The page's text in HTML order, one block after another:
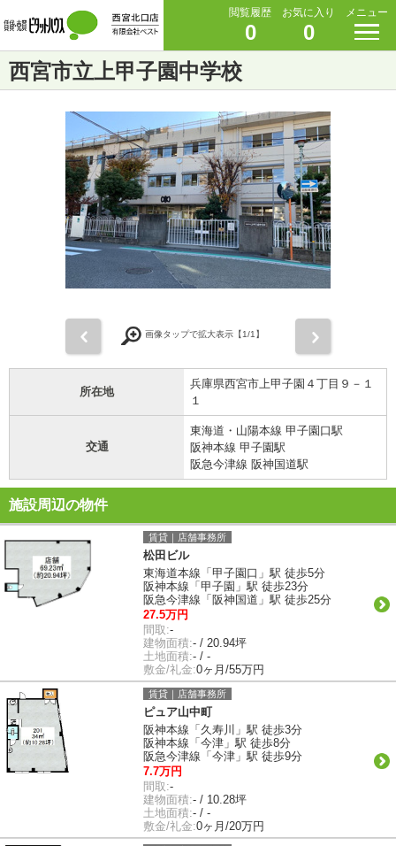
閲覧履歴
0
お気に入り
0
メニュー
西宮市立上甲子園中学校
画像タップで拡大表示【1/1】
所在地
兵庫県西宮市上甲子園４丁目９－１
１
交通
東海道・山陽本線 甲子園口駅
阪神本線 甲子園駅
阪急今津線 阪神国道駅
施設周辺の物件
賃貸｜店舗事務所
松田ビル
東海道本線「甲子園口」駅 徒歩5分
阪神本線「甲子園」駅 徒歩23分
阪急今津線「阪神国道」駅 徒歩25分
27.5万円
間取:-
建物面積:- / 20.94坪
土地面積:- / -
敷金/礼金:0ヶ月/55万円
賃貸｜店舗事務所
ピュア山中町
阪神本線「久寿川」駅 徒歩3分
阪神本線「今津」駅 徒歩8分
阪急今津線「今津」駅 徒歩9分
7.7万円
間取:-
建物面積:- / 10.28坪
土地面積:- / -
敷金/礼金:0ヶ月/20万円